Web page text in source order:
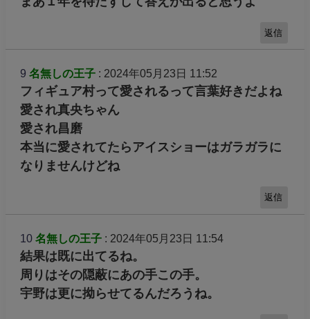
返信
9 名無しの王子: 2024年05月23日 11:52
フィギュア村って愛されるって言葉好きだよね
愛され真央ちゃん
愛され昌磨
本当に愛されてたらアイスショーはガラガラに
なりませんけどね
返信
10 名無しの王子: 2024年05月23日 11:54
結果は既に出てるね。
周りはその隠蔽にあの手この手。
宇野は更に拗らせてるんだろうね。